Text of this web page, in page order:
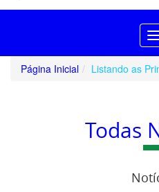
Página Inicial
Listando as
Todas